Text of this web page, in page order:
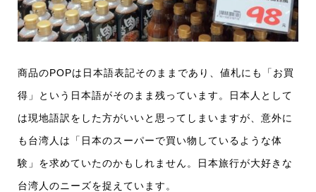
商品のPOPは日本語表記そのままであり、値札にも「お買
得」という日本語がそのまま残っています。日本人として
は現地語訳をした方がいいと思ってしまいますが、意外に
も台湾人は「日本のスーパーで買い物しているような体
験」を求めていたのかもしれません。日本旅行が大好きな
台湾人のニーズを捉えています。